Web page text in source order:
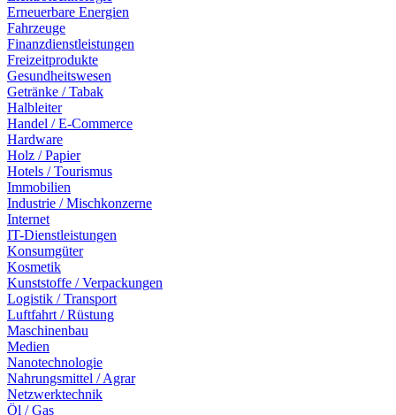
Erneuerbare Energien
Fahrzeuge
Finanzdienstleistungen
Freizeitprodukte
Gesundheitswesen
Getränke / Tabak
Halbleiter
Handel / E-Commerce
Hardware
Holz / Papier
Hotels / Tourismus
Immobilien
Industrie / Mischkonzerne
Internet
IT-Dienstleistungen
Konsumgüter
Kosmetik
Kunststoffe / Verpackungen
Logistik / Transport
Luftfahrt / Rüstung
Maschinenbau
Medien
Nanotechnologie
Nahrungsmittel / Agrar
Netzwerktechnik
Öl / Gas